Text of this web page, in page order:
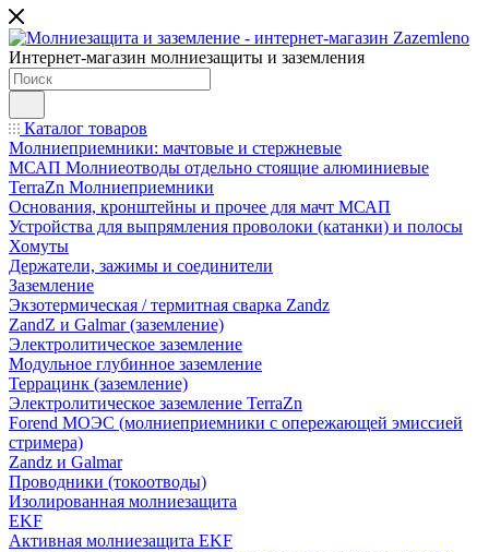
Интернет-магазин молниезащиты и заземления
Каталог товаров
Молниеприемники: мачтовые и стержневые
МСАП Молниеотводы отдельно стоящие алюминиевые
TerraZn Молниеприемники
Основания, кронштейны и прочее для мачт МСАП
Устройства для выпрямления проволоки (катанки) и полосы
Хомуты
Держатели, зажимы и соединители
Заземление
Экзотермическая / термитная сварка Zandz
ZandZ и Galmar (заземление)
Электролитическое заземление
Модульное глубинное заземление
Террацинк (заземление)
Электролитическое заземление TerraZn
Forend МОЭС (молниеприемники с опережающей эмиссией
стримера)
Zandz и Galmar
Проводники (токоотводы)
Изолированная молниезащита
EKF
Активная молниезащита EKF